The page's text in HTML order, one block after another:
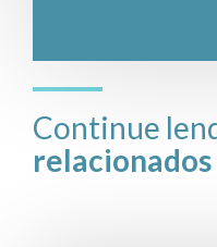
Continue
relacionados